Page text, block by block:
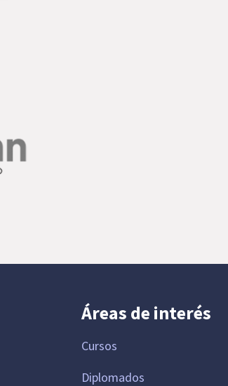
Áreas de interés
Cursos
Diplomados